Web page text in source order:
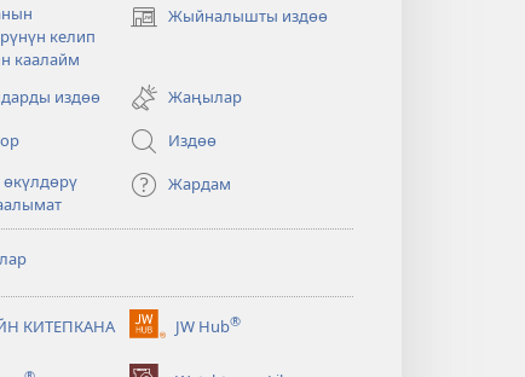
келип
каалайм
Жыйналышты издөө
(жаңы
издөө
Жаңылар
Издөө
Жардам
КИТЕПКАНА JW Hub®
(жаңы
терезе